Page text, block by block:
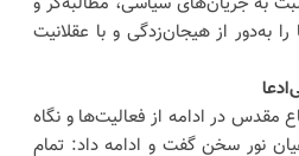
به‌دور از هیجان‌زدگی و با عقلانیت
مقدس در ادامه از فعالیت‌ها و نگاه
نور سخن گفت و ادامه داد: تمام